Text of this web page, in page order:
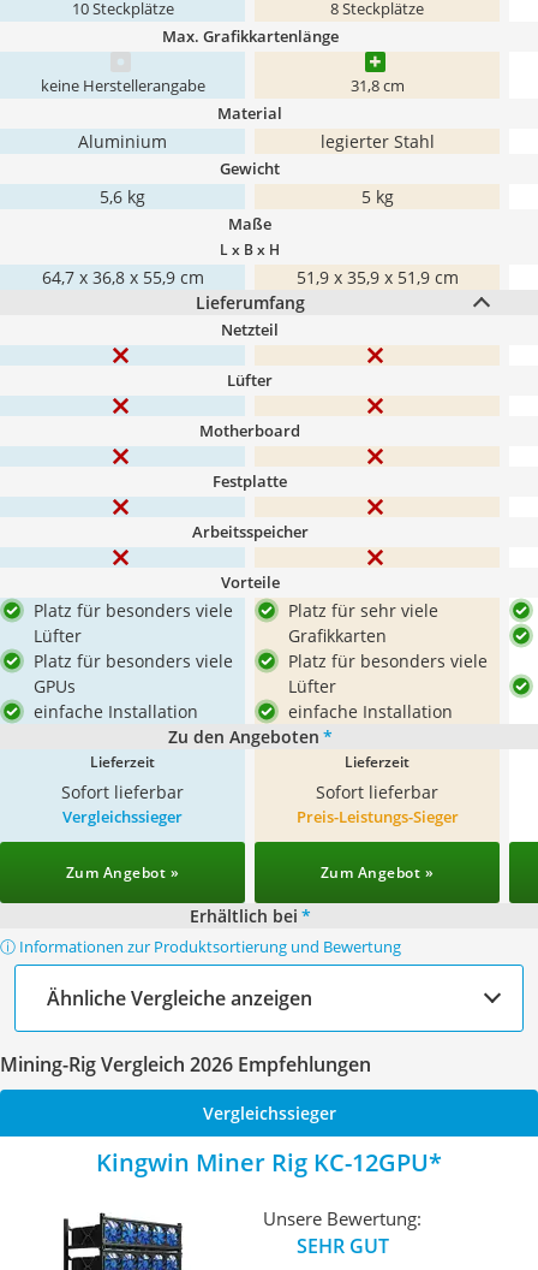
10 Steckplätze 8 Steckplätze
Max. Grafikkartenlänge
keine Herstellerangabe 31,8 cm
Material
Aluminium legierter Stahl
Gewicht
5,6 kg 5 kg
Maße
L x B x H
64,7 x 36,8 x 55,9 cm
51,9 x 35,9 x 51,9 cm
Lieferumfang
Netzteil
Lüfter
Motherboard
Festplatte
Arbeitsspeicher
Vorteile
Platz für besonders viele
Lüfter
Platz für besonders viele
GPUs
einfache Installation
Platz für sehr viele
Grafikkarten
Platz für besonders viele
Lüfter
einfache Installation
Zu den Angeboten *
Lieferzeit
Sofort lieferbar
Lieferzeit
Sofort lieferbar
Vergleichssieger
Zum Angebot »
Preis-Leistungs-Sieger
Zum Angebot »
Erhältlich bei *
ⓘ Informationen zur Produktsortierung und Bewertung
Ähnliche Vergleiche anzeigen
Mining-Rig Vergleich 2026 Empfehlungen
Vergleichssieger
Kingwin Miner Rig KC-12GPU
Unsere Bewertung:
SEHR GUT